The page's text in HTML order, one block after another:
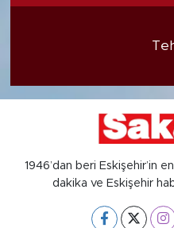
1946’dan beri Eskişehir’in
dakika ve Eskişehir